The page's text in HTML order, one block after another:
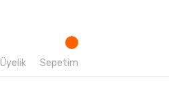
Üyelik Sepetim